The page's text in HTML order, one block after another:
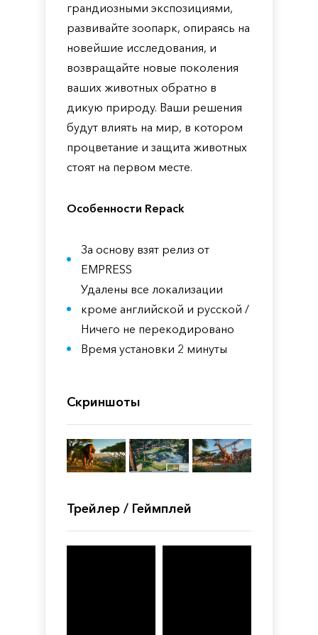
грандиозными экспозициями,
развивайте зоопарк, опираясь на
новейшие исследования, и
возвращайте новые поколения
ваших животных обратно в
дикую природу. Ваши решения
будут влиять на мир, в котором
процветание и защита животных
стоят на первом месте.
Особенности Repack
За основу взят релиз от
EMPRESS
Удалены все локализации
кроме английской и русской /
Ничего не перекодировано
Время установки 2 минуты
Скриншоты
Трейлер / Геймплей